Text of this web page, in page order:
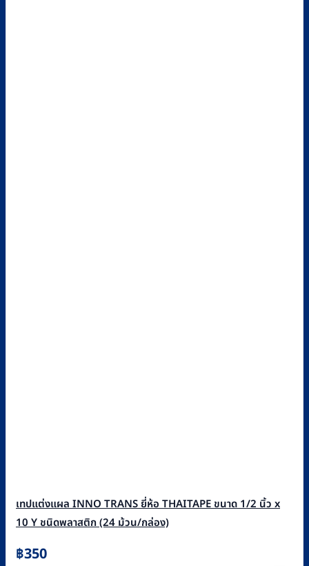
เทปแต่งแผล INNO TRANS ยี่ห้อ THAITAPE ขนาด 1/2 นิ้ว x
10 Y ชนิดพลาสติก (24 ม้วน/กล่อง)
฿350